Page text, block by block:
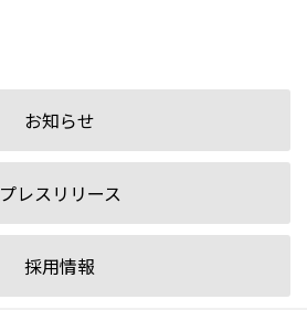
お知らせ
プレスリリース
採用情報